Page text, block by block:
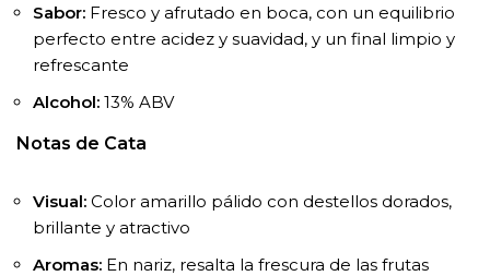
Sabor: Fresco y afrutado en boca, con un equilibrio
perfecto entre acidez y suavidad, y un final limpio y
refrescante
Alcohol: 13% ABV
Notas de Cata
Visual: Color amarillo pálido con destellos dorados,
brillante y atractivo
Aromas: En nariz, resalta la frescura de las frutas